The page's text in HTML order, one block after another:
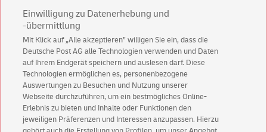
Abonnieren Sie unseren Newsletter
Immer informiert über exklusive Angebote und
Aktionen - jetzt mit Vorteil
Privatkundensichern sich einen5 € Gutschein
für POSTSCAN!
Einwilligung zu Datenerhebung und
-übermittlung
Mit Klick auf „Alle akzeptieren” willigen Sie ein, dass die
Deutsche Post AG alle Technologien verwenden und Daten
auf Ihrem Endgerät speichern und auslesen darf. Diese
Technologien ermöglichen es, personenbezogene
Auswertungen zu Besuchen und Nutzung unserer
Webseite durchzuführen, um ein bestmögliches Online-
Erlebnis zu bieten und Inhalte oder Funktionen den
jeweiligen Präferenzen und Interessen anzupassen. Hierzu